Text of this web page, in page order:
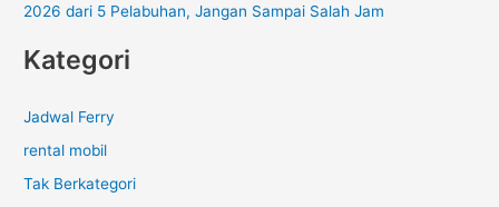
2026 dari 5 Pelabuhan, Jangan Sampai Salah Jam
Kategori
Jadwal Ferry
rental mobil
Tak Berkategori